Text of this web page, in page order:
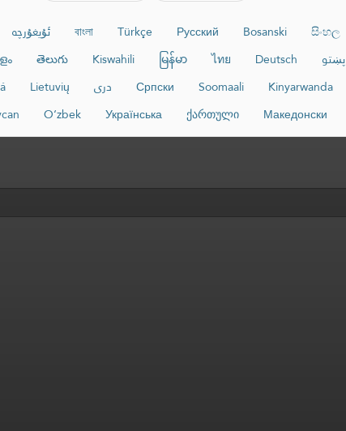
ئۇيغۇرچە বাংলা Türkçe Русский Bosanski සිංහල
తెలుగు Kiswahili မြန်မာ ไทย Deutsch پښتو
Lietuvių دری Српски Soomaali Kinyarwanda
O‘zbek Українська ქართული Македонски